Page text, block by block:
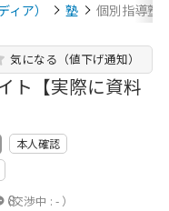
ア） 塾 個別指導塾
ト【実際に資料
気になる（値下げ通知）
本人確認
8
（交渉中 : - ）